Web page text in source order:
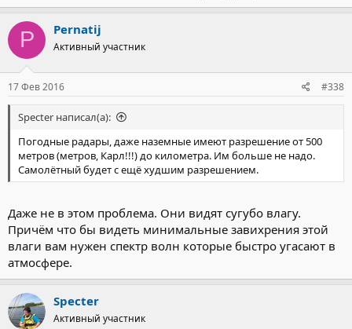
P Pernatij
Активный участник
17 Фев 2016 #338
Specter написал(а):
Погодные радары, даже наземные имеют разрешение от 500
метров (метров, Карл!!!) до километра. Им больше не надо.
Самолётный будет с ещё худшим разрешением.
Даже не в этом проблема. Они видят сугубо влагу.
Причём что бы видеть минимальные завихрения этой
влаги вам нужен спектр волн которые быстро угасают в
атмосфере.
Specter
Активный участник